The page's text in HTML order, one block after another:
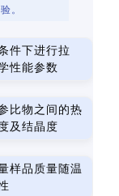
。
件下进行拉
性能参数
比物之间的热
及结晶度
样品质量随温